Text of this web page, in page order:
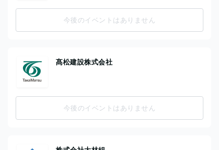
今後のイベントはありません
髙松建設株式会社
今後のイベントはありません